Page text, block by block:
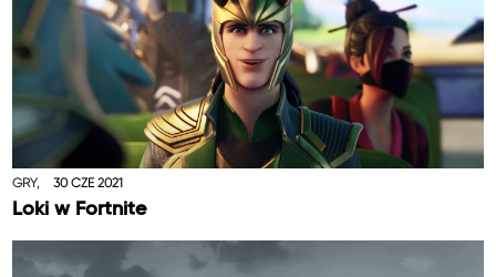
GRY, 30 CZE 2021
Loki w Fortnite